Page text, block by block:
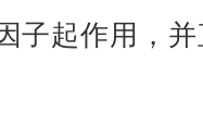
子起作用，